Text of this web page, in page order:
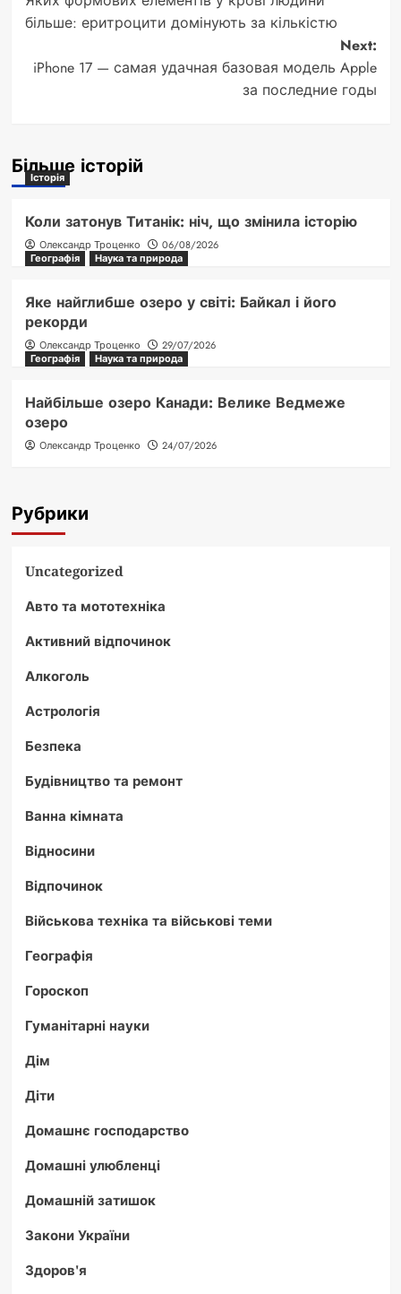
navigation
більше: еритроцити домінують за кількістю
Next:
iPhone 17 — самая удачная базовая модель Apple
за последние годы
Більше історій
Історія
Коли затонув Титанік: ніч, що змінила історію
Олександр Троценко
06/08/2026
Географія
Наука та природа
Яке найглибше озеро у світі: Байкал і його
рекорди
Олександр Троценко
29/07/2026
Географія
Наука та природа
Найбільше озеро Канади: Велике Ведмеже
озеро
Олександр Троценко 24/07/2026
Рубрики
Uncategorized
Авто та мототехніка
Активний відпочинок
Алкоголь
Астрологія
Безпека
Будівництво та ремонт
Ванна кімната
Відносини
Відпочинок
Військова техніка та військові теми
Географія
Гороскоп
Гуманітарні науки
Дім
Діти
Домашнє господарство
Домашні улюбленці
Домашній затишок
Закони України
Здоров'я